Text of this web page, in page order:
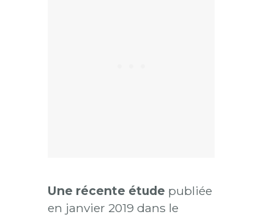
Une récente étude publiée
en janvier 2019 dans le